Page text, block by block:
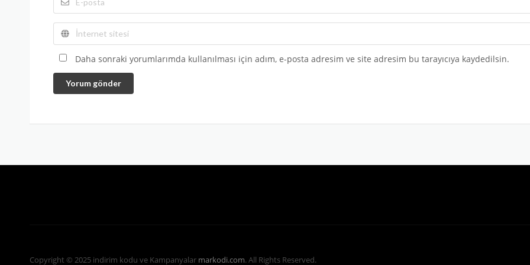
Daha sonraki yorumlarımda kullanılması için adım, e-posta adresim ve site adresim bu tarayıcıya kaydedilsin.
Yorum gönder
Copyright © 2025 indirim kodu ve Kampanyalar markodi.com. All Rights Reserved.